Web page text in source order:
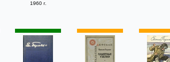
1960 г.